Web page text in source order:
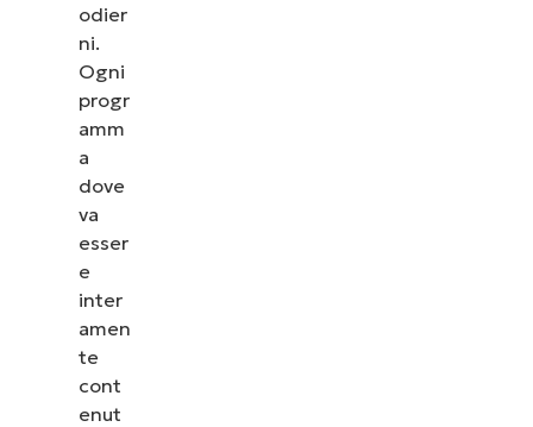
odier
ni.
Ogni
progr
amm
a
dove
va
esser
e
inter
amen
te
cont
enut